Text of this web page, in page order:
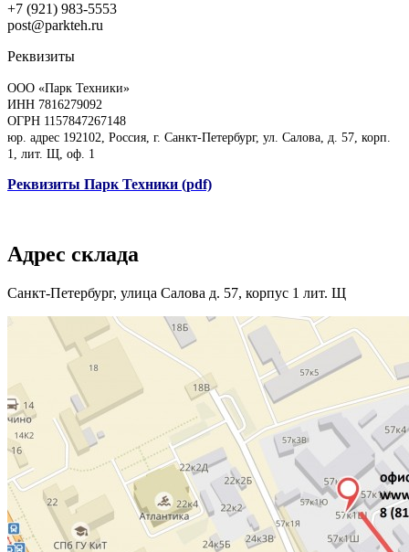
+7 (921) 983-5553
post@parkteh.ru
Реквизиты
ООО «Парк Техники»
ИНН 7816279092
ОГРН 1157847267148
юр. адрес 192102, Россия, г. Санкт-Петербург, ул. Салова, д. 57, корп.
1, лит. Щ, оф. 1
Реквизиты Парк Техники (pdf)
Адрес склада
Санкт-Петербург, улица Салова д. 57, корпус 1 лит. Щ